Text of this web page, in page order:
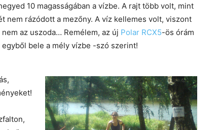
10 magasságában a vízbe. A rajt több volt, mint
nem rázódott a mezőny. A víz kellemes volt, viszont
az uszoda… Remélem, az új Polar RCX5-ös órám
bele a mély vízbe -szó szerint!